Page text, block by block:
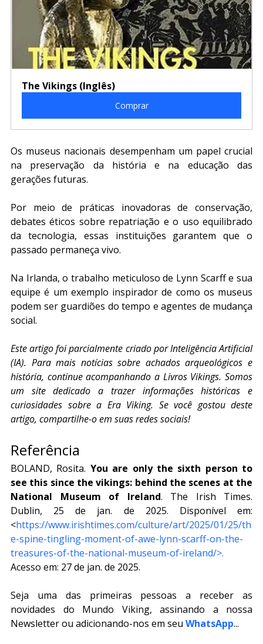
The Vikings (Inglês)
Comprar
Os museus nacionais desempenham um papel crucial
na preservação da história e na educação das
gerações futuras.
Por meio de práticas inovadoras de conservação,
debates éticos sobre repatriação e o uso equilibrado
da tecnologia, essas instituições garantem que o
passado permaneça vivo.
Na Irlanda, o trabalho meticuloso de Lynn Scarff e sua
equipe é um exemplo inspirador de como os museus
podem ser guardiões do tempo e agentes de mudança
social.
Este artigo foi parcialmente criado por Inteligência Artificial
(IA). Para mais notícias sobre achados arqueológicos e
história, continue acompanhando a Livros Vikings. Somos
um site dedicado a trazer informações históricas e
curiosidades sobre a Era Viking. Se você gostou deste
artigo, compartilhe-o em suas redes sociais!
Referência
BOLAND, Rosita. You are only the sixth person to
see this since the vikings: behind the scenes at the
National Museum of Ireland. The Irish Times.
Dublin, 25 de jan. de 2025. Disponível em:
<https://www.irishtimes.com/culture/art/2025/01/25/th
e-spine-tingling-moment-of-awe-lynn-scarff-on-the-
treasures-of-the-national-museum-of-ireland/>.
Acesso em: 27 de jan. de 2025.
Seja uma das primeiras pessoas a receber as
novidades do Mundo Viking, assinando a nossa
Newsletter ou adicionando-nos em seu WhatsApp...